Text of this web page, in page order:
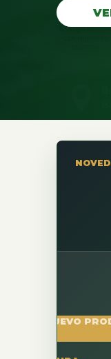
PRODUCTO